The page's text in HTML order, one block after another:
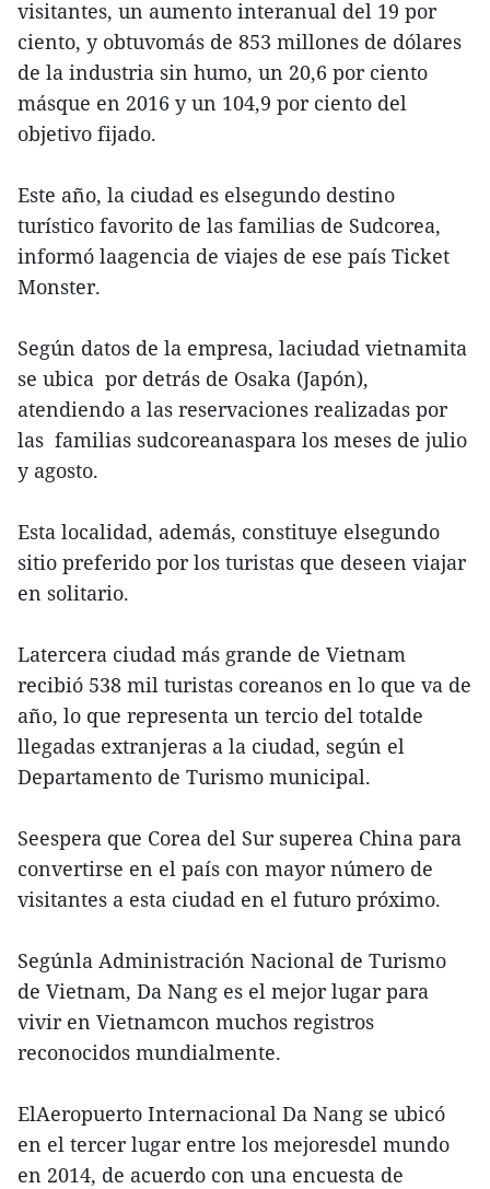
visitantes, un aumento interanual del 19 por
ciento, y obtuvomás de 853 millones de dólares
de la industria sin humo, un 20,6 por ciento
másque en 2016 y un 104,9 por ciento del
objetivo fijado.
Este año, la ciudad es elsegundo destino
turístico favorito de las familias de Sudcorea,
informó laagencia de viajes de ese país Ticket
Monster.
Según datos de la empresa, laciudad vietnamita
se ubica por detrás de Osaka (Japón),
atendiendo a las reservaciones realizadas por
las familias sudcoreanaspara los meses de julio
y agosto.
Esta localidad, además, constituye elsegundo
sitio preferido por los turistas que deseen viajar
en solitario.
Latercera ciudad más grande de Vietnam
recibió 538 mil turistas coreanos en lo que va de
año, lo que representa un tercio del totalde
llegadas extranjeras a la ciudad, según el
Departamento de Turismo municipal.
Seespera que Corea del Sur superea China para
convertirse en el país con mayor número de
visitantes a esta ciudad en el futuro próximo.
Segúnla Administración Nacional de Turismo
de Vietnam, Da Nang es el mejor lugar para
vivir en Vietnamcon muchos registros
reconocidos mundialmente.
ElAeropuerto Internacional Da Nang se ubicó
en el tercer lugar entre los mejoresdel mundo
en 2014, de acuerdo con una encuesta de